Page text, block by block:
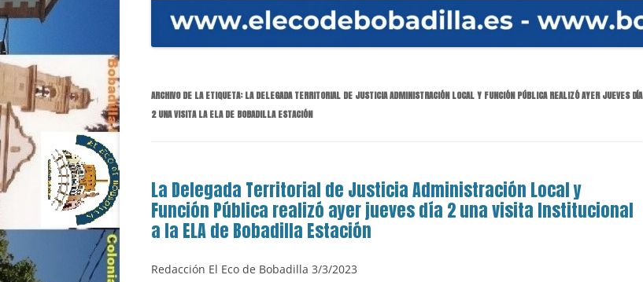
ARCHIVO DE LA ETIQUETA:LA DELEGADA TERRITORIAL DE JUSTICIA ADMINISTRACIÓN LOCAL Y FUNCIÓN PÚBLICA REALIZÓ AYER JUEVES DÍA
2 UNA VISITA LA ELA DE BOBADILLA ESTACIÓN
La Delegada Territorial de Justicia Administración Local y
Función Pública realizó ayer jueves día 2 una visita Institucional
a la ELA de Bobadilla Estación
Redacción El Eco de Bobadilla 3/3/2023